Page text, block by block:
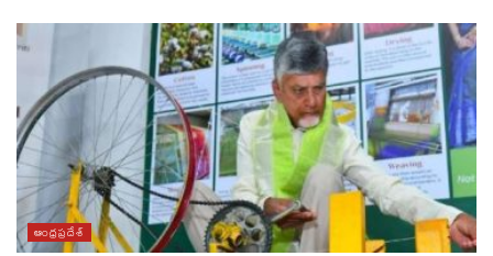
ఆంధ్రప్రదేశ్